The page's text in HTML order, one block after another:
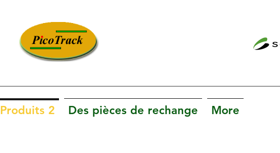
Produits 2 Des pièces de rechange More